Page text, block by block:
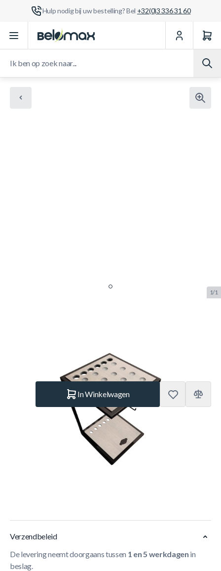
Hulp nodig bij uw bestelling? Bel +32(0)3 336 31 60
Ga naar de inhoud
1/1
In Winkelwagen
Buffalo keurek uit de Harlem serie. Dit keurek biedt plaats
aan 6 keuen, poolballen en heeft een haak voor het
Verzendbeleid
De levering neemt doorgaans tussen 1 en 5 werkdagen in
beslag.